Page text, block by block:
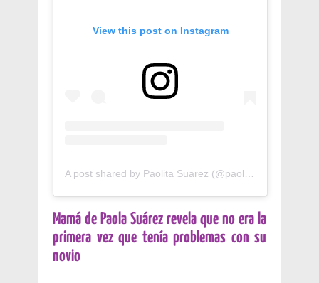
View this post on Instagram
A post shared by Paolita Suarez (@paolitasuarez28)
Mamá de Paola Suárez revela que no era la
primera vez que tenía problemas con su
novio